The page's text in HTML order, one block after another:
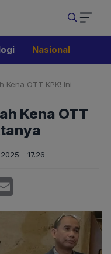
Nasional
Kena OTT KPK! Ini
Kena OTT
- 17.26